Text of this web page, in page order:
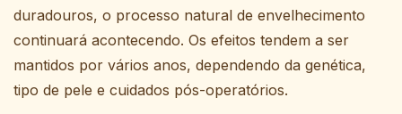
duradouros, o processo natural de envelhecimento
continuará acontecendo. Os efeitos tendem a ser
mantidos por vários anos, dependendo da genética,
tipo de pele e cuidados pós-operatórios.